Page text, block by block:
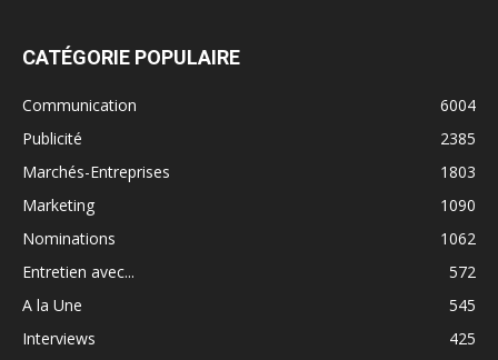
CATÉGORIE POPULAIRE
Communication
6004
Publicité
2385
Marchés-Entreprises
1803
Marketing
1090
Nominations
1062
Entretien avec...
572
A la Une
545
Interviews
425